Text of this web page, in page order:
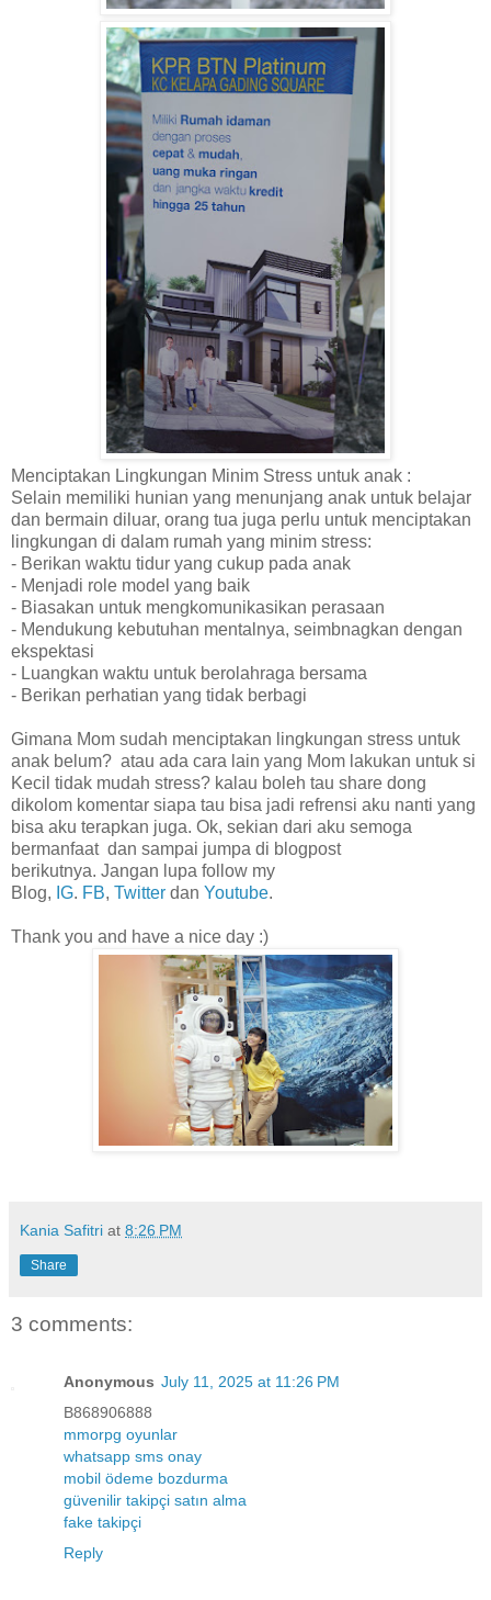
Menciptakan Lingkungan Minim Stress untuk anak :
Selain memiliki hunian yang menunjang anak untuk belajar
dan bermain diluar, orang tua juga perlu untuk menciptakan
lingkungan di dalam rumah yang minim stress:
- Berikan waktu tidur yang cukup pada anak
- Menjadi role model yang baik
- Biasakan untuk mengkomunikasikan perasaan
- Mendukung kebutuhan mentalnya, seimbnagkan dengan
ekspektasi
- Luangkan waktu untuk berolahraga bersama
- Berikan perhatian yang tidak berbagi
Gimana Mom sudah menciptakan lingkungan stress untuk
anak belum? atau ada cara lain yang Mom lakukan untuk si
Kecil tidak mudah stress? kalau boleh tau share dong
dikolom komentar siapa tau bisa jadi refrensi aku nanti yang
bisa aku terapkan juga. Ok, sekian dari aku semoga
bermanfaat dan sampai jumpa di blogpost
berikutnya. Jangan lupa follow my
Blog, IG. FB, Twitter dan Youtube.
Thank you and have a nice day :)
Kania Safitri at 8:26 PM
Share
3 comments:
Anonymous July 11, 2025 at 11:26 PM
B868906888
mmorpg oyunlar
whatsapp sms onay
mobil ödeme bozdurma
güvenilir takipçi satın alma
fake takipçi
Reply